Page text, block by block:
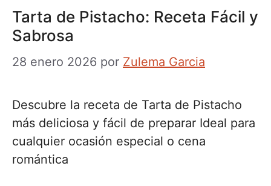
Tarta de Pistacho: Receta Fácil y
Sabrosa
28 enero 2026 por Zulema Garcia
Descubre la receta de Tarta de Pistacho
más deliciosa y fácil de preparar Ideal para
cualquier ocasión especial o cena
romántica